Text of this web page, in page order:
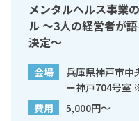
メンタルヘルス事業
ル 〜3人の経営者が
決定〜
会場
兵庫県神戸市中
ー神戸704号室
費用
5,000円～